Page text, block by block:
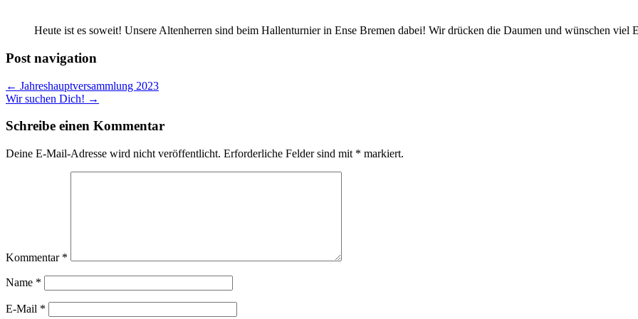
Heute ist es soweit! Unsere Altenherren sind beim Hallenturnier in Ense Bremen dabei! Wir drücken die Daumen und wünschen viel
Post navigation
← Jahreshauptversammlung 2023
Wir suchen Dich! →
Schreibe einen Kommentar
Deine E-Mail-Adresse wird nicht veröffentlicht. Erforderliche Felder sind mit * markiert.
Kommentar *
Name *
E-Mail *